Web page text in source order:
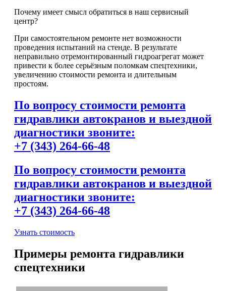
Почему имеет смысл обратиться в наш сервисный
центр?
При самостоятельном ремонте нет возможности
проведения испытаний на стенде. В результате
неправильно отремонтированный гидроагрегат может
привести к более серьёзным поломкам спецтехники,
увеличению стоимости ремонта и длительным
простоям.
По вопросу стоимости ремонта
гидравлики автокранов и выездной
диагностики звоните:
+7 (343) 264-66-48
По вопросу стоимости ремонта
гидравлики автокранов и выездной
диагностики звоните:
+7 (343) 264-66-48
Узнать стоимость
Примеры ремонта гидравлики
спецтехники